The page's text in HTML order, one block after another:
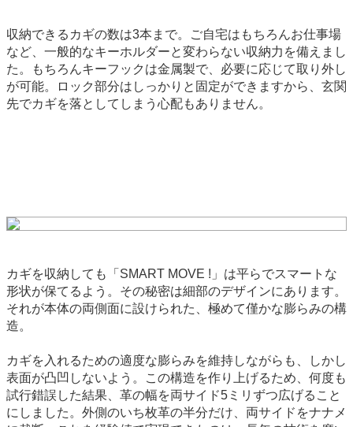
収納できるカギの数は3本まで。ご自宅はもちろんお仕事場
など、一般的なキーホルダーと変わらない収納力を備えまし
た。もちろんキーフックは金属製で、必要に応じて取り外し
が可能。ロック部分はしっかりと固定ができますから、玄関
先でカギを落としてしまう心配もありません。
カギを収納しても「SMART MOVE !」は平らでスマートな
形状が保てるよう。その秘密は細部のデザインにあります。
それが本体の両側面に設けられた、極めて僅かな膨らみの構
造。
カギを入れるための適度な膨らみを維持しながらも、しかし
表面が凸凹しないよう。この構造を作り上げるため、何度も
試行錯誤した結果、革の幅を両サイド5ミリずつ広げること
にしました。外側のいち枚革の半分だけ、両サイドをナナメ